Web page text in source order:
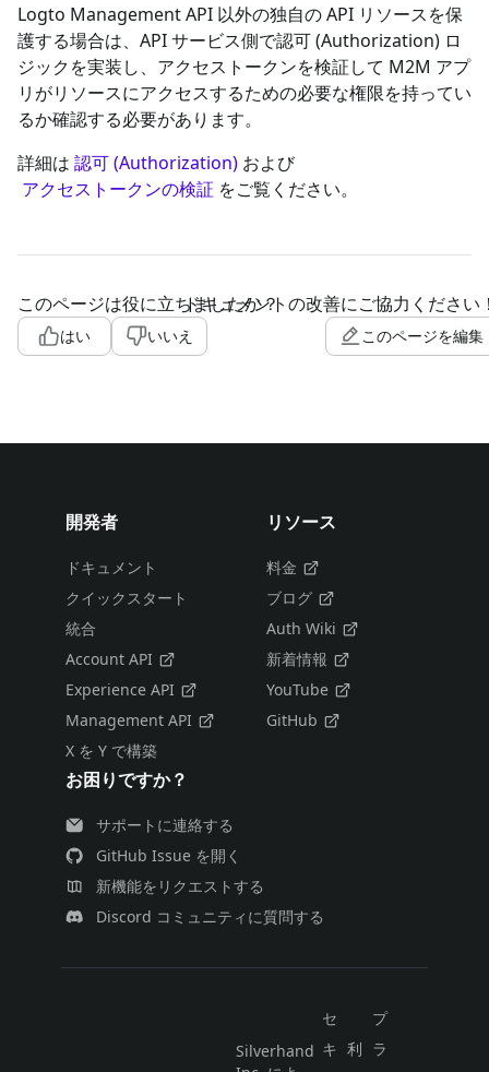
Logto Management API 以外の独自の API リソースを保
護する場合は、API サービス側で認可 (Authorization) ロ
ジックを実装し、アクセストークンを検証して M2M アプ
リがリソースにアクセスするための必要な権限を持ってい
るか確認する必要があります。
詳細は 認可 (Authorization) および
アクセストークンの検証 をご覧ください。
このページは役に立ちましたか？
はい いいえ
ドキュメントの改善にご協力ください
このページを編集
開発者
ドキュメント
クイックスタート
統合
Account API
Experience API
Management API
X を Y で構築
リソース
料金
ブログ
Auth Wiki
新着情報
YouTube
GitHub
お困りですか？
サポートに連絡する
GitHub Issue を開く
新機能をリクエストする
Discord コミュニティに質問する
Silverhand
セ
キ 利
プ
ラ